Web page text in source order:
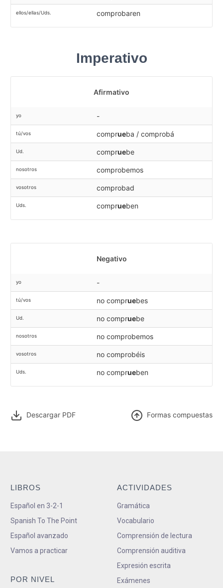
ellos/ellas/Uds. comprobaren
Imperativo
Afirmativo
yo -
tú/vos comprueba / comprobá
Ud. compruebe
nosotros comprobemos
vosotros comprobad
Uds. comprueben
Negativo
yo -
tú/vos no compruebes
Ud. no compruebe
nosotros no comprobemos
vosotros no comprobéis
Uds. no comprueben
Descargar PDF Formas compuestas
LIBROS
Español en 3-2-1
Spanish To The Point
Español avanzado
Vamos a practicar
POR NIVEL
ACTIVIDADES
Gramática
Vocabulario
Comprensión de lectura
Comprensión auditiva
Expresión escrita
Exámenes